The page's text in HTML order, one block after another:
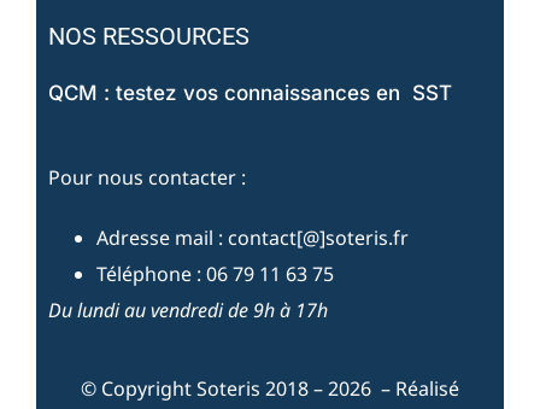
NOS RESSOURCES
QCM : testez vos connaissances en SST
Pour nous contacter :
Adresse mail : contact[@]soteris.fr
Téléphone : 06 79 11 63 75
Du lundi au vendredi de 9h à 17h
© Copyright Soteris 2018 – 2026 – Réalisé